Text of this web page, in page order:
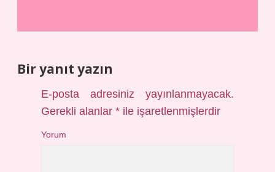
Bir yanıt yazın
E-posta adresiniz yayınlanmayacak.
Gerekli alanlar* ile işaretlenmişlerdir
Yorum